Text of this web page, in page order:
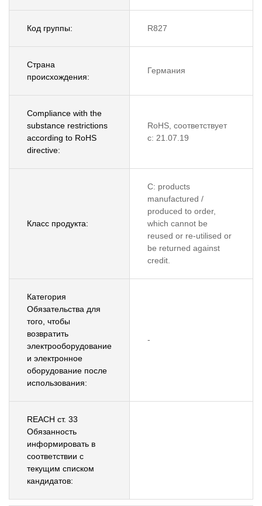
Код группы: R827
Страна
происхождения:
Германия
Compliance with the
substance restrictions
according to RoHS
directive:
RoHS, соответствует
с: 21.07.19
Класс продукта:
C: products
manufactured /
produced to order,
which cannot be
reused or re-utilised or
be returned against
credit.
Категория
Обязательства для
того, чтобы
возвратить
электрооборудование
и электронное
оборудование после
использования:
-
REACH ст. 33
Обязанность
информировать в
соответствии с
текущим списком
кандидатов: